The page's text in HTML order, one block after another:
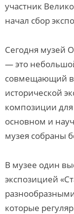
участник
начал сбор
Сегодня музей
— это
совмещающий в
исторической
композиции
основном и
музея собраны
В музее один
экспозицией
которые